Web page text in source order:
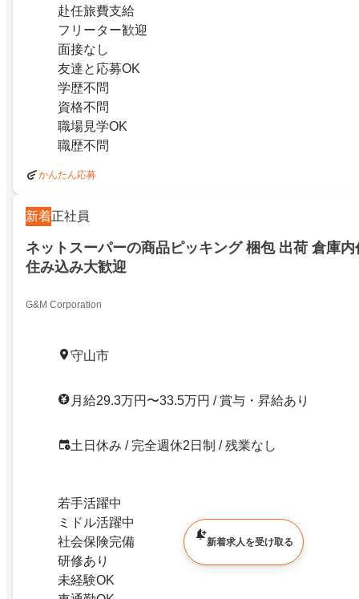
赴任旅費支給
フリーター歓迎
面接なし
友達と応募OK
学歴不問
資格不問
職場見学OK
職歴不問
かんたん応募
新着正社員
ネットスーパーの商品ピッキング 梱包 出荷 倉庫
住み込み大歓迎
G&M Corporation
守山市
月給29.3万円〜33.5万円 / 賞与・昇給あり
土日休み / 完全週休2日制 / 残業なし
若手活躍中
ミドル活躍中
社会保険完備
研修あり
未経験OK
新着求人を受け取る